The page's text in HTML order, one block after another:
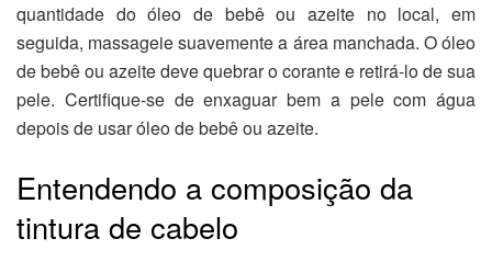
quantidade do óleo de bebê ou azeite no local, em
seguida, massageie suavemente a área manchada. O óleo
de bebê ou azeite deve quebrar o corante e retirá-lo de sua
pele. Certifique-se de enxaguar bem a pele com água
depois de usar óleo de bebê ou azeite.
Entendendo a composição da
tintura de cabelo